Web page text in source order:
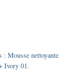
: Mousse nettoyante
Ivory 01.